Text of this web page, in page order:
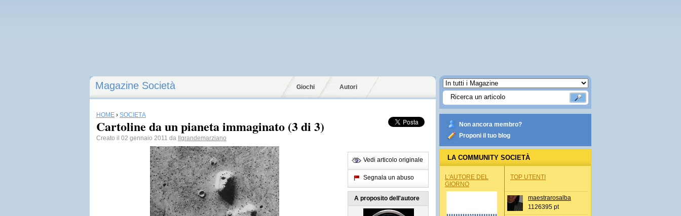
Magazine Società Giochi Autori
HOME › SOCIETÀ
Cartoline da un pianeta immaginato (3 di 3)
Creato il 02 gennaio 2011 da Ilgrandemarziano
Vedi articolo originale
Segnala un abuso
A proposito dell'autore
Non ancora membro?
Proponi il tuo blog
LA COMMUNITY SOCIETÀ
L'AUTORE DEL
GIORNO
TOP UTENTI
maestrarosalba
1126395 pt